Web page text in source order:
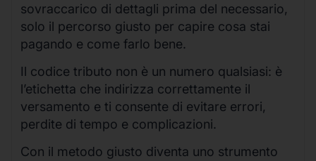
sovraccarico di dettagli prima del necessario,
solo il percorso giusto per capire cosa stai
pagando e come farlo bene.
Il codice tributo non è un numero qualsiasi: è
l’etichetta che indirizza correttamente il
versamento e ti consente di evitare errori,
perdite di tempo e complicazioni.
Con il metodo giusto diventa uno strumento